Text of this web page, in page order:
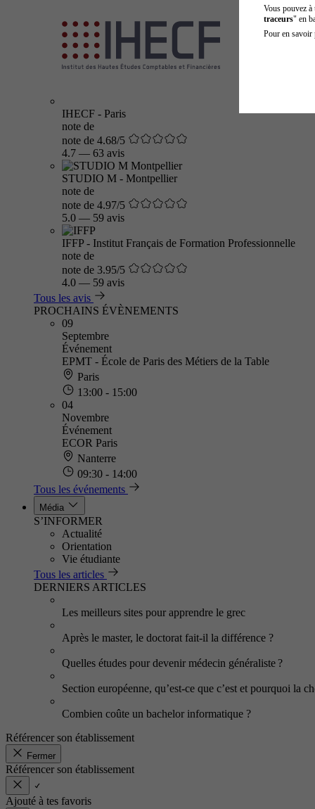
IHECF - Paris
note de
note de 4.68/5
4.7 — 63 avis
STUDIO M - Montpellier
note de
note de 4.97/5
5.0 — 59 avis
IFFP - Institut Français de Formation Professionnelle
note de
note de 3.95/5
4.0 — 59 avis
Tous les avis
PROCHAINS ÉVÈNEMENTS
09
Septembre
Événement
EPMT - École de Paris des Métiers de la Table
Paris
13:00 - 15:00
04
Novembre
Événement
ECOR Paris
Nanterre
09:30 - 14:00
Tous les événements
Média
S’INFORMER
Actualité
Orientation
Vie étudiante
Tous les articles
DERNIERS ARTICLES
Les meilleurs sites pour apprendre le grec
Après le master, le doctorat fait-il la différence ?
Quelles études pour devenir médecin généraliste ?
Section européenne, qu’est-ce que c’est et pourquoi la
Combien coûte un bachelor informatique ?
Référencer son établissement
Fermer
Référencer son établissement
Ajouté à tes favoris
Vous pouvez
traceurs" en
Pour en